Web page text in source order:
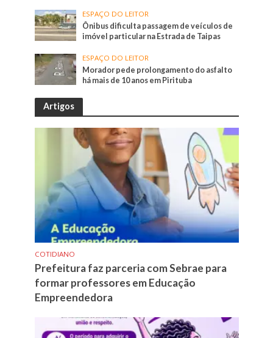
ESPAÇO DO LEITOR
Ônibus dificulta passagem de veículos de
imóvel particular na Estrada de Taipas
ESPAÇO DO LEITOR
Morador pede prolongamento do asfalto
há mais de 10 anos em Pirituba
Artigos
COTIDIANO
Prefeitura faz parceria com Sebrae para
formar professores em Educação
Empreendedora